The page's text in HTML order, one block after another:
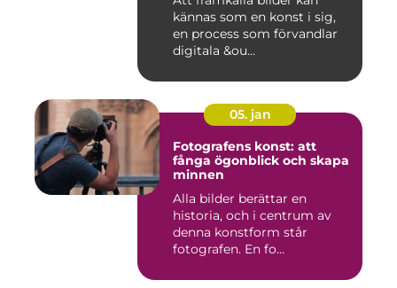
kännas som en konst i sig,
en process som förvandlar
digitala &ou...
05. jan
Fotografens konst: att
fånga ögonblick och skapa
minnen
Alla bilder berättar en
historia, och i centrum av
denna konstform står
fotografen. En fo...